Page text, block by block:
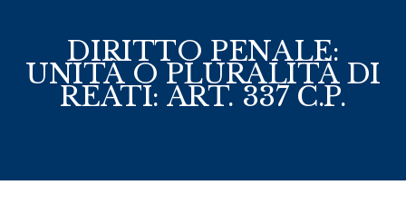
DIRITTO PENALE:
UNITÀ O PLURALITÀ DI
REATI: ART. 337 C.P.